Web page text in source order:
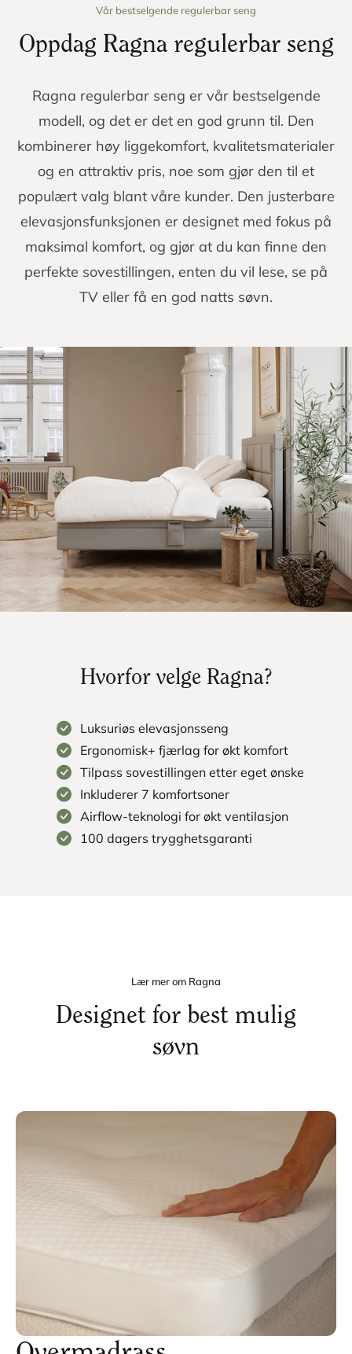
Vår bestselgende regulerbar seng
Oppdag Ragna regulerbar seng
Ragna regulerbar seng er vår bestselgende
modell, og det er det en god grunn til. Den
kombinerer høy liggekomfort, kvalitetsmaterialer
og en attraktiv pris, noe som gjør den til et
populært valg blant våre kunder. Den justerbare
elevasjonsfunksjonen er designet med fokus på
maksimal komfort, og gjør at du kan finne den
perfekte sovestillingen, enten du vil lese, se på
TV eller få en god natts søvn.
Luksuriøs elevasjonsseng
Ergonomisk+ fjærlag for økt komfort
Tilpass sovestillingen etter eget ønske
Inkluderer 7 komfortsoner
Designet for best mulig